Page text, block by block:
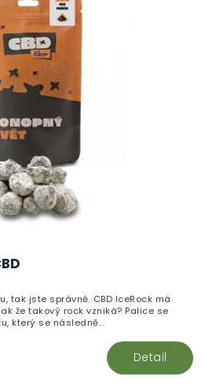
Detail
tak jste správně. CBD IceRock má
že takový rock vzniká? Palice se
který se následně...